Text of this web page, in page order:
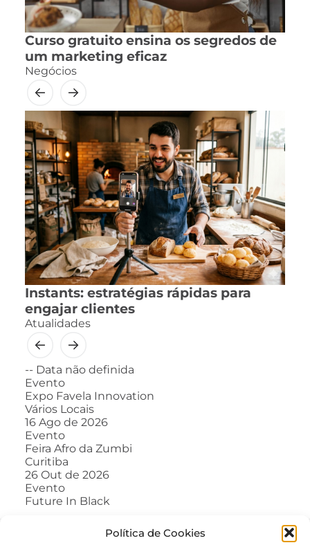
Política de Cookies
Curso gratuito ensina os segredos de
um marketing eficaz
Negócios
Instants: estratégias rápidas para
engajar clientes
Atualidades
-- Data não definida
Evento
Expo Favela Innovation
Vários Locais
16 Ago de 2026
Evento
Feira Afro da Zumbi
Curitiba
26 Out de 2026
Evento
Future In Black